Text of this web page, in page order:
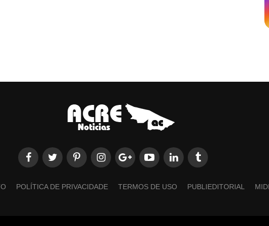
POLÍTICA DE PRIVACIDADE TERMOS DE USO PUBLIEDITORIAL